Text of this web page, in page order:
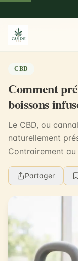
CBD
Comment
boissons
Le CBD, ou
naturellement
Contrairement
plante, le CBD
provoque pas
Partager